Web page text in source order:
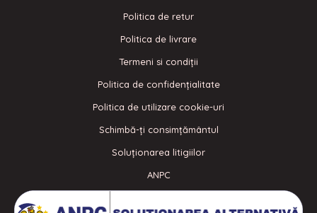
Politica de retur
Politica de livrare
Termeni si condiţii
Politica de confidenţialitate
Politica de utilizare cookie-uri
Schimbă-ți consimțământul
Soluționarea litigiilor
ANPC